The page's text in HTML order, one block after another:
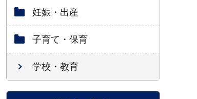
妊娠・出産
子育て・保育
学校・教育